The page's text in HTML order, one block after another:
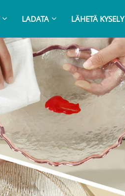
LADATA LÄHETÄ KYSELY